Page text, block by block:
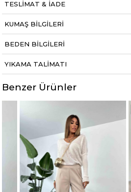
Kilo 53 kg dir.
Bel
Boy Standart
Kumaş Tipi Belirtilmemiş
Kalıp
Desen Düz
Ortam Günlük
TESLIMAT & İADE
KUMAŞ BILGILERI
BEDEN BILGILERI
YIKAMA TALIMATI
Benzer Ürünler